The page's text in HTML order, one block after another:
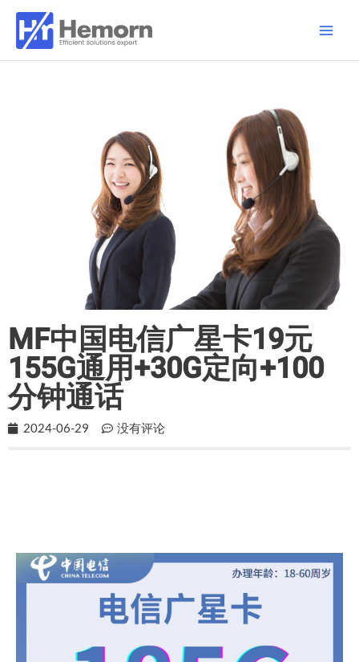
MF中国电信广星卡19元
155G通用+30G定向+100
分钟通话
2024-06-29 没有评论